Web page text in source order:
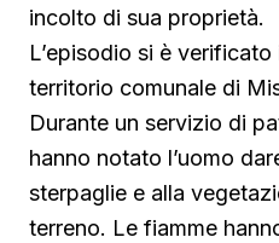
incolto di sua proprietà.
L’episodio si è
territorio comunale di
Durante un servizio di
hanno notato l’uomo
sterpaglie e alla
terreno. Le fiamme